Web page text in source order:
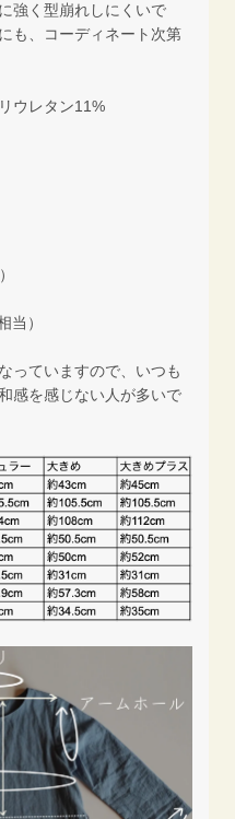
強く型崩れしにくいで
も、コーディネート次第
ウレタン11%
当）
っていますので、いつも
感を感じない人が多いで